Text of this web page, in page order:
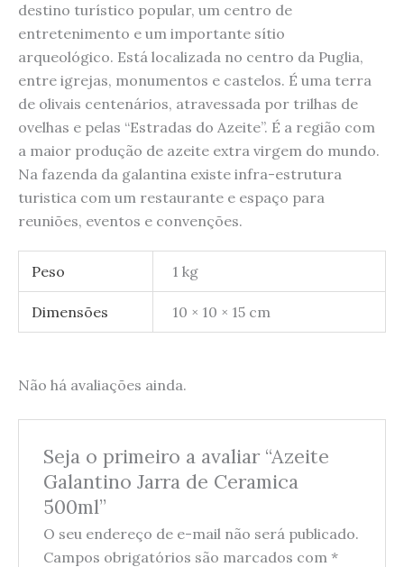
destino turístico popular, um centro de
entretenimento e um importante sítio
arqueológico. Está localizada no centro da Puglia,
entre igrejas, monumentos e castelos. É uma terra
de olivais centenários, atravessada por trilhas de
ovelhas e pelas “Estradas do Azeite”. É a região com
a maior produção de azeite extra virgem do mundo.
Na fazenda da galantina existe infra-estrutura
turistica com um restaurante e espaço para
reuniões, eventos e convenções.
Peso 1 kg
Dimensões 10 × 10 × 15 cm
Não há avaliações ainda.
Seja o primeiro a avaliar “Azeite
Galantino Jarra de Ceramica
500ml”
O seu endereço de e-mail não será publicado.
Campos obrigatórios são marcados com *